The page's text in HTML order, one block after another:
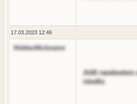
17.03.2023 12:46
HiddenNickname
Atill raodooten
niodts